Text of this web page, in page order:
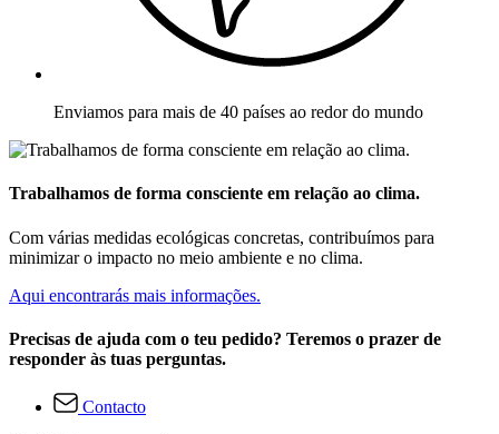
Enviamos para mais de 40 países ao redor do mundo
Trabalhamos de forma consciente em relação ao clima.
Com várias medidas ecológicas concretas, contribuímos para
minimizar o impacto no meio ambiente e no clima.
Aqui encontrarás mais informações.
Precisas de ajuda com o teu pedido? Teremos o prazer de
responder às tuas perguntas.
Contacto